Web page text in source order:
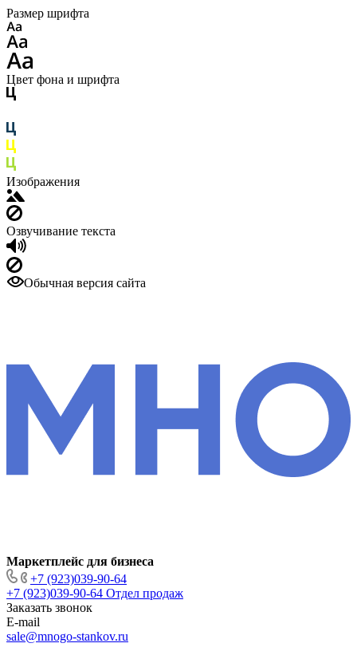
Размер шрифта
Цвет фона и шрифта
Изображения
Озвучивание текста
Обычная версия сайта
Маркетплейс для бизнеса
+7 (923)039-90-64
+7 (923)039-90-64 Отдел продаж
Заказать звонок
E-mail
sale@mnogo-stankov.ru